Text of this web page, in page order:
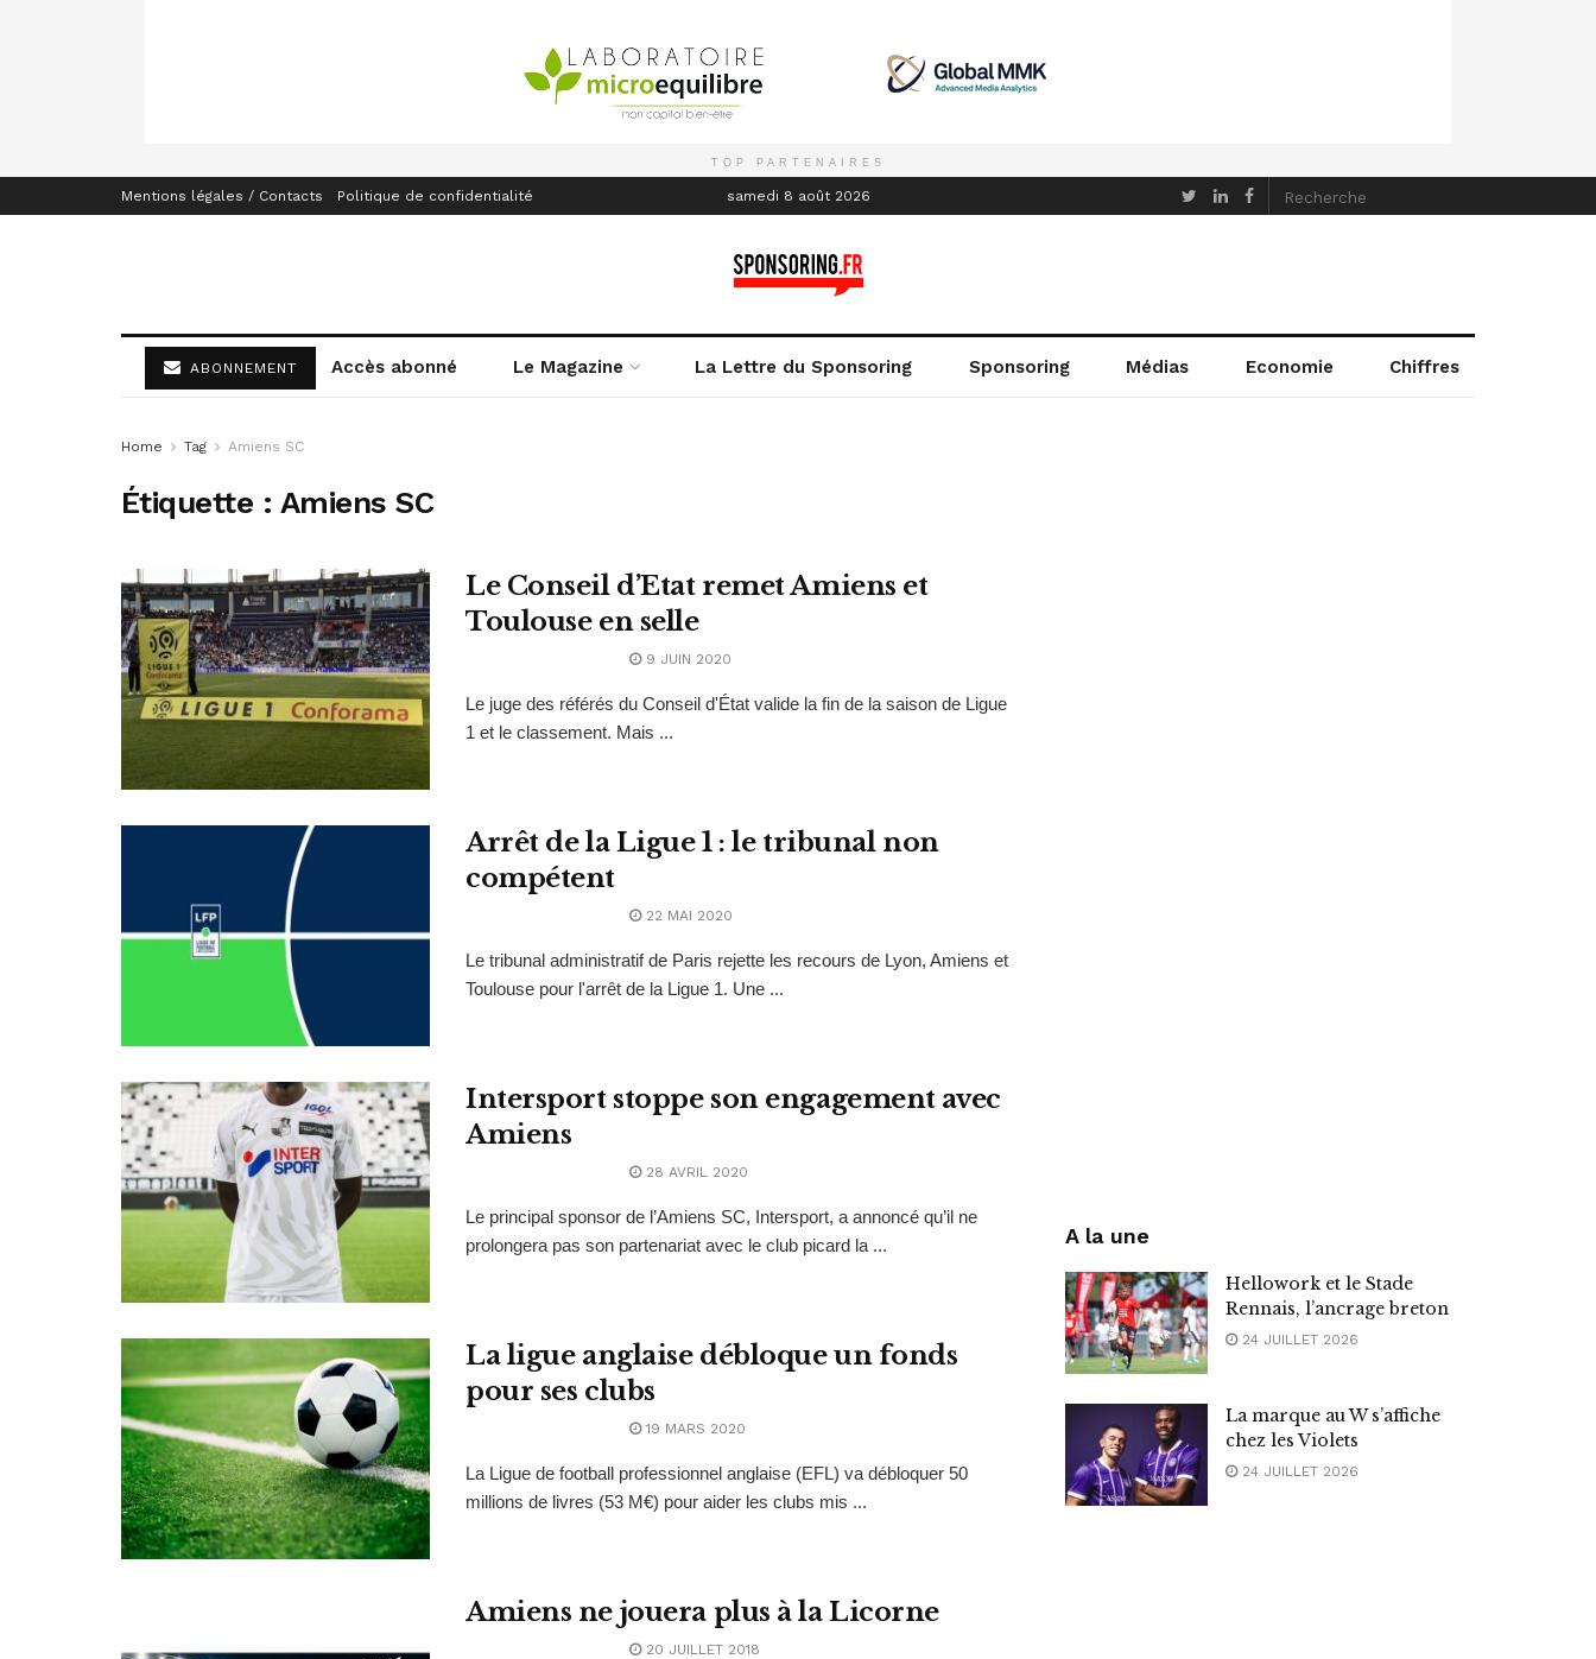
TOP PARTENAIRES
Mentions légales / Contacts Politique de confidentialité samedi 8 août 2026
ABONNEMENT Accès abonné Le Magazine La Lettre du Sponsoring Sponsoring Médias Economie Chiffres
Home Tag Amiens SC
Étiquette : Amiens SC
Le Conseil d’Etat remet Amiens et
Toulouse en selle
9 JUIN 2020
Le juge des référés du Conseil d'État valide la fin de la saison de Ligue
1 et le classement. Mais ...
Arrêt de la Ligue 1 : le tribunal non
compétent
22 MAI 2020
Le tribunal administratif de Paris rejette les recours de Lyon, Amiens et
Toulouse pour l'arrêt de la Ligue 1. Une ...
Intersport stoppe son engagement avec
Amiens
28 AVRIL 2020
Le principal sponsor de l’Amiens SC, Intersport, a annoncé qu’il ne
prolongera pas son partenariat avec le club picard la ...
La ligue anglaise débloque un fonds
pour ses clubs
19 MARS 2020
La Ligue de football professionnel anglaise (EFL) va débloquer 50
millions de livres (53 M€) pour aider les clubs mis ...
Amiens ne jouera plus à la Licorne
20 JUILLET 2018
A la une
Hellowork et le Stade
Rennais, l’ancrage breton
24 JUILLET 2026
La marque au W s’affiche
chez les Violets
24 JUILLET 2026